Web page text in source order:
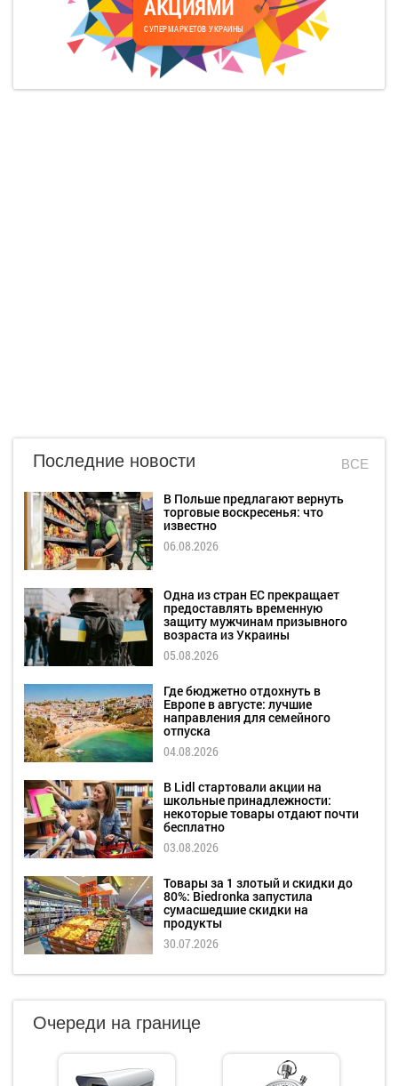
АКЦИЯМИ
СУПЕРМАРКЕТОВ УКРАИНЫ
Последние новости ВСЕ
В Польше предлагают вернуть
торговые воскресенья: что
известно
06.08.2026
Одна из стран ЕС прекращает
предоставлять временную
защиту мужчинам призывного
возраста из Украины
05.08.2026
Где бюджетно отдохнуть в
Европе в августе: лучшие
направления для семейного
отпуска
04.08.2026
В Lidl стартовали акции на
школьные принадлежности:
некоторые товары отдают почти
бесплатно
03.08.2026
Товары за 1 злотый и скидки до
80%: Biedronka запустила
сумасшедшие скидки на
продукты
30.07.2026
Очереди на границе